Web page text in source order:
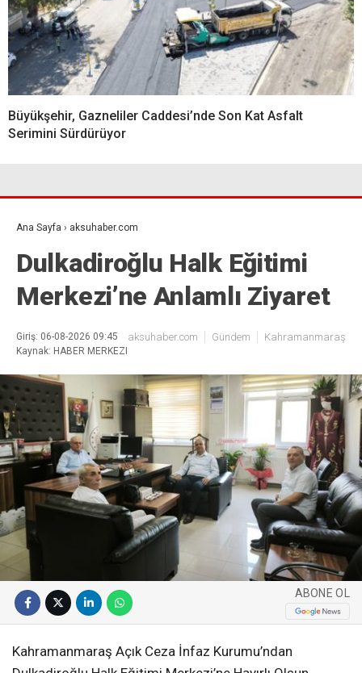
Büyükşehir, Gazneliler Caddesi’nde Son Kat Asfalt
Serimini Sürdürüyor
Ana Sayfa › aksuhaber.com
Dulkadiroğlu Halk Eğitimi
Merkezi’ne Anlamlı Ziyaret
Giriş: 06-08-2026 09:45
Kaynak: HABER MERKEZI
aksuhaber.com Gündem Kahramanmaraş
ABONE OL
Kahramanmaraş Açık Ceza İnfaz Kurumu’ndan